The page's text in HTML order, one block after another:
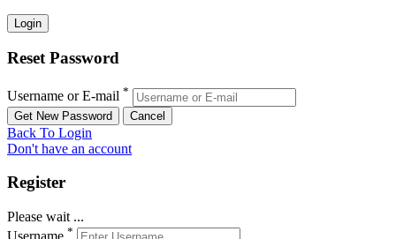
Reset Password
Username or E-mail *
Back To Login
Don't have an account
Register
Please wait ...
*